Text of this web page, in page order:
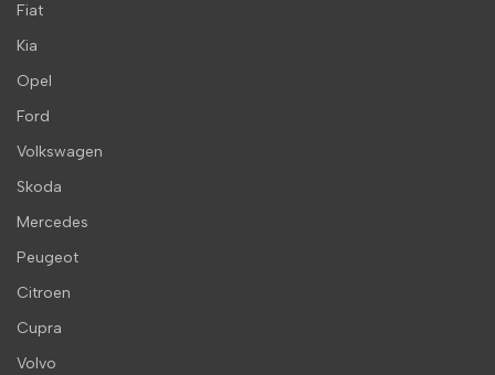
Fiat
Kia
Opel
Ford
Volkswagen
Skoda
Mercedes
Peugeot
Citroen
Cupra
Volvo